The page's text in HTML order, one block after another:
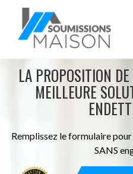
LA PROPOSITION
MEILLEURE
Remplissez le formulaire
SANS